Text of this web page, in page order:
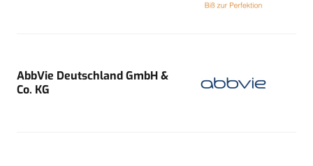
AbbVie Deutschland GmbH &
Co. KG